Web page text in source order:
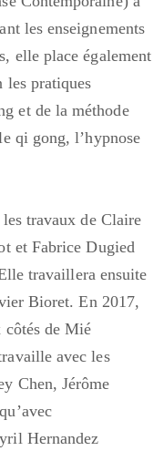
les enseignements
elle place également
les pratiques
et de la méthode
qi gong, l’hypnose
travaux de Claire
et Fabrice Dugied
travaillera ensuite
Bioret. En 2017,
côtés de Mié
avec les
Chen, Jérôme
Hernandez